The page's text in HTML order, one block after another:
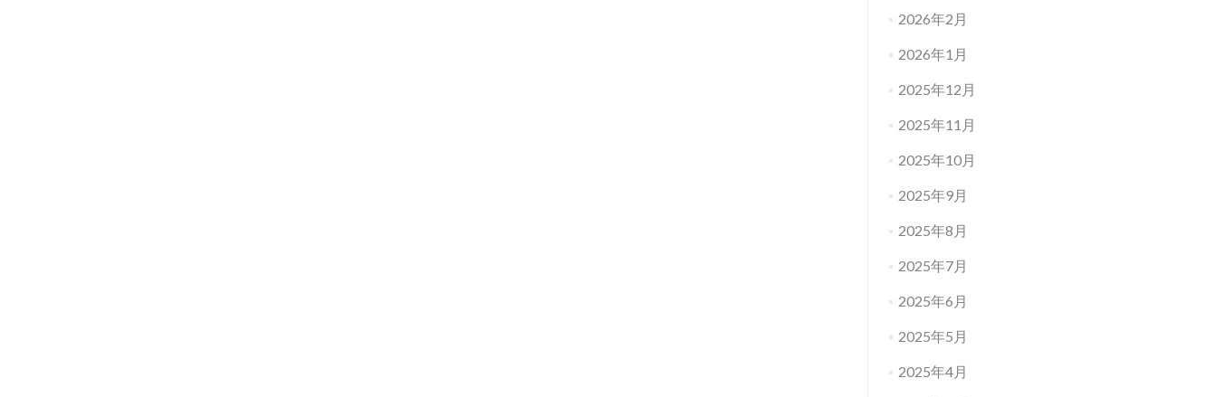
2026年2月
2026年1月
2025年12月
2025年11月
2025年10月
2025年9月
2025年8月
2025年7月
2025年6月
2025年5月
2025年4月